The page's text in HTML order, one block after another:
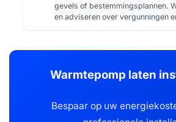
gevels of bestemmingsplannen.
en adviseren over vergunningen
Warmtepomp laten
Bespaar op uw